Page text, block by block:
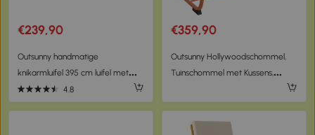
€239,90
Outsunny handmatige
knikarmluifel 395 cm luifel met
handslinger balkonluifel zonwering
wandmontage balkon aluminium
4.8
€359,90
Outsunny Hollywoodschommel,
Tuinschommel met Kussens,
Frame, Voor Tuin, Balkon, 174 x 120
x 162 cm, Metaal, Terracotta